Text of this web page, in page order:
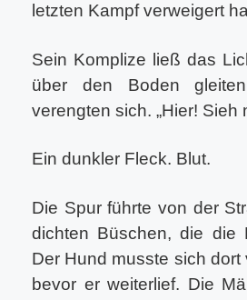
letzten Kampf verweigert
Sein Komplize ließ das
über den Boden
verengten sich. „Hier! Sieh
Ein dunkler Fleck. Blut.
Die Spur führte von der
dichten Büschen, die die
Der Hund musste sich dort
bevor er weiterlief. Die